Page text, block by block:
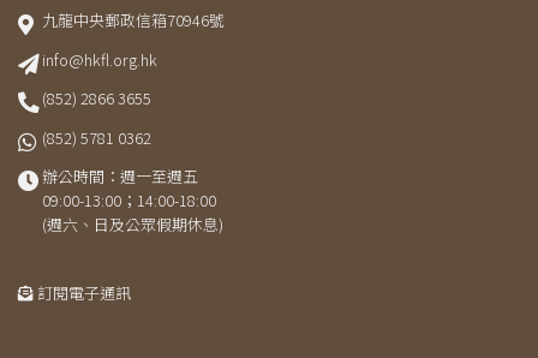
九龍中央郵政信箱70946號
info@hkfl.org.hk
(852) 2866 3655
(852) 5781 0362
辦公時間：週一至週五
09:00-13:00；14:00-18:00
(週六、日及公眾假期休息)
訂閱電子通訊